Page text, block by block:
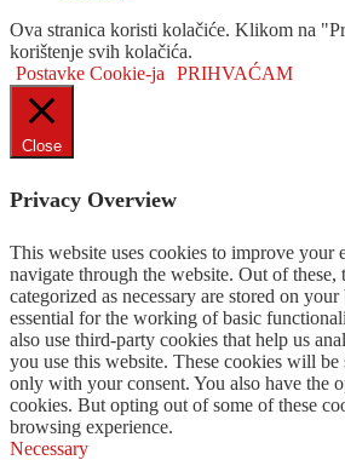
Ova stranica koristi kolačiće. Klikom na
korištenje svih kolačića.
Postavke Cookie-ja
PRIHVAĆAM
Close
Privacy Overview
This website uses cookies to improve your
navigate through the website. Out of these,
categorized as necessary are stored on
essential for the working of basic
also use third-party cookies that help us
you use this website. These cookies will
only with your consent. You also have the
cookies. But opting out of some of these
browsing experience.
Necessary